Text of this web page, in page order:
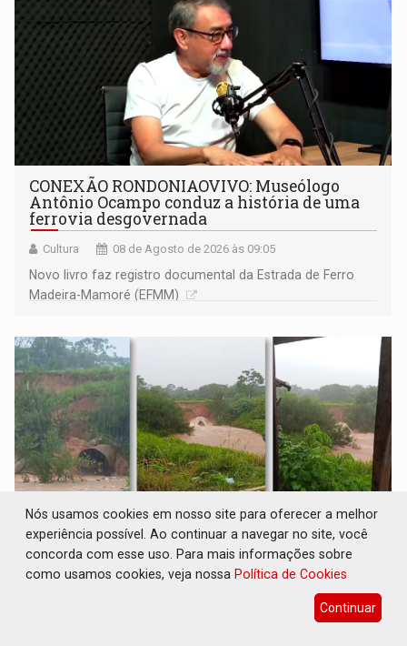
CONEXÃO RONDONIAOVIVO: Museólogo
Antônio Ocampo conduz a história de uma
ferrovia desgovernada
Cultura 08 de Agosto de 2026 às 09:05
Novo livro faz registro documental da Estrada de Ferro
Madeira-Mamoré (EFMM)
EXTENSÃO DE DANOS: Ferroviários pedem
ao Iphan recuperação de área atingida por
Nós usamos cookies em nosso site para oferecer a melhor
experiência possível. Ao continuar a navegar no site, você
concorda com esse uso. Para mais informações sobre
como usamos cookies, veja nossa Política de Cookies
Continuar